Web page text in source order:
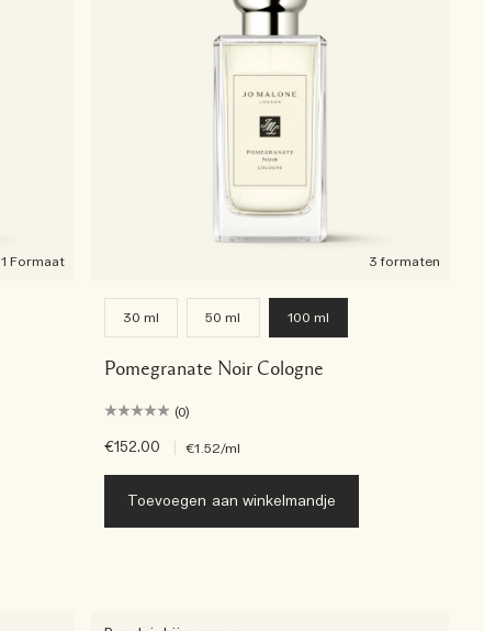
1 Formaat 3 formaten
30 ml 50 ml 100 ml
Pomegranate Noir Cologne
(0)
€152.00 €1.52/ml
Toevoegen aan winkelmandje